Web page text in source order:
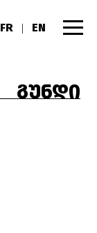
FR | EN
ᲒᲣᲜᲓᲘ